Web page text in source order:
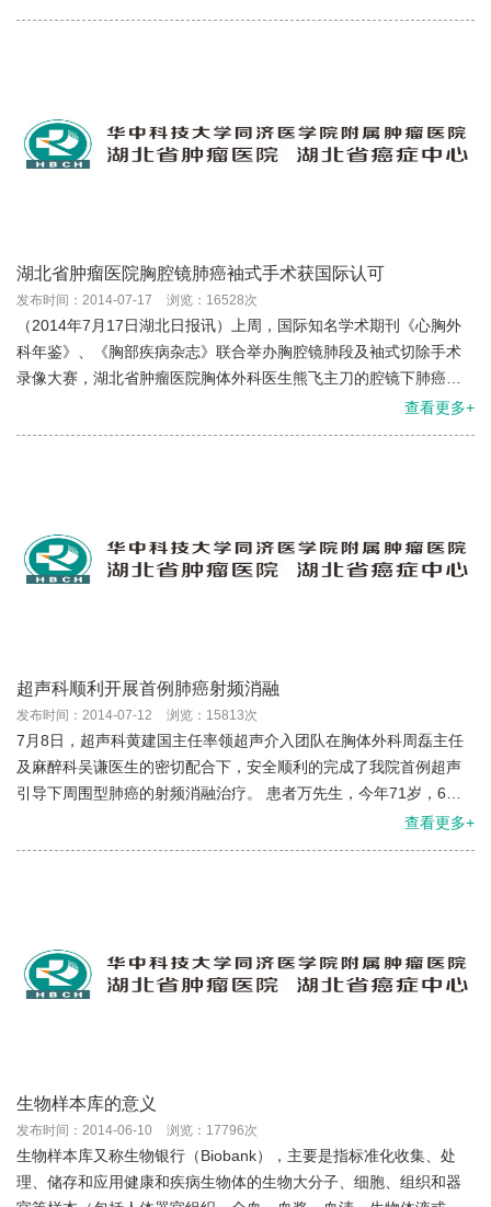
湖北省肿瘤医院胸腔镜肺癌袖式手术获国际认可
发布时间：2014-07-17 浏览：16528次
（2014年7月17日湖北日报讯）上周，国际知名学术期刊《心胸外
科年鉴》、《胸部疾病杂志》联合举办胸腔镜肺段及袖式切除手术
录像大赛，湖北省肿瘤医院胸体外科医生熊飞主刀的腔镜下肺癌袖
式切除手术，获得12位国际知名胸腔镜外科专家一致推荐，摘得...
查看更多+
超声科顺利开展首例肺癌射频消融
发布时间：2014-07-12 浏览：15813次
7月8日，超声科黄建国主任率领超声介入团队在胸体外科周磊主任
及麻醉科吴谦医生的密切配合下，安全顺利的完成了我院首例超声
引导下周围型肺癌的射频消融治疗。 患者万先生，今年71岁，6月4
日在湖北省人民医院诊断为右肺肿块，遂来我院就诊，穿刺活检...
查看更多+
生物样本库的意义
发布时间：2014-06-10 浏览：17796次
生物样本库又称生物银行（Biobank），主要是指标准化收集、处
理、储存和应用健康和疾病生物体的生物大分子、细胞、组织和器